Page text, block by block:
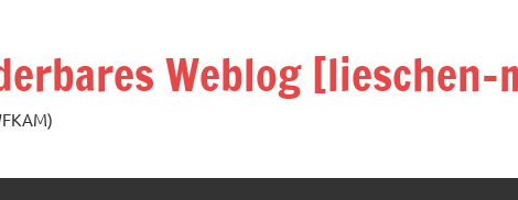
Weblog [lieschen-